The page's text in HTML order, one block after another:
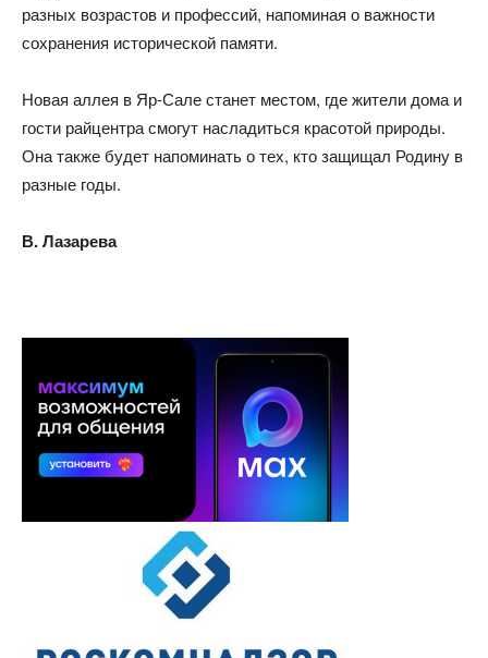
разных возрастов и профессий, напоминая о важности
сохранения исторической памяти.
Новая аллея в Яр-Сале станет местом, где жители дома и
гости райцентра смогут насладиться красотой природы.
Она также будет напоминать о тех, кто защищал Родину в
разные годы.
В. Лазарева